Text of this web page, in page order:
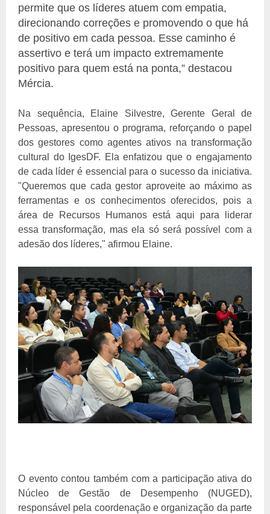
permite que os líderes atuem com empatia,
direcionando correções e promovendo o que há
de positivo em cada pessoa. Esse caminho é
assertivo e terá um impacto extremamente
positivo para quem está na ponta,” destacou
Mércia.
Na sequência, Elaine Silvestre, Gerente Geral de
Pessoas, apresentou o programa, reforçando o papel
dos gestores como agentes ativos na transformação
cultural do IgesDF. Ela enfatizou que o engajamento
de cada líder é essencial para o sucesso da iniciativa.
"Queremos que cada gestor aproveite ao máximo as
ferramentas e os conhecimentos oferecidos, pois a
área de Recursos Humanos está aqui para liderar
essa transformação, mas ela só será possível com a
adesão dos líderes," afirmou Elaine.
O evento contou também com a participação ativa do
Núcleo de Gestão de Desempenho (NUGED),
responsável pela coordenação e organização da parte